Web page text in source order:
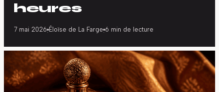
heures
7 mai 2026· Éloïse de La Farge·6 min de lecture